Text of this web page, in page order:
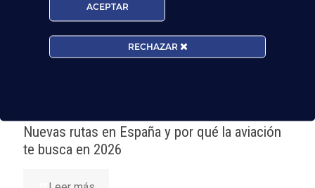
Madrid-Barajas supera los 6 millones de
pasajeros junio: qué significa para quienes
quieren ser TCP
Nuevas rutas en España y por qué la aviación
te busca en 2026
ACEPTAR
RECHAZAR